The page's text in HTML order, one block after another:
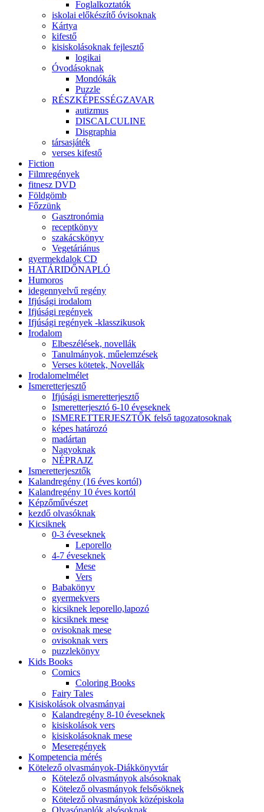
Foglalkoztatók
iskolai előkészítő óvisoknak
Kártya
kifestő
kisiskolásoknak fejlesztő
logikai
Óvodásoknak
Mondókák
Puzzle
RÉSZKÉPESSÉGZAVAR
autizmus
DISCALCULINE
Disgraphia
társasjáték
verses kifestő
Fiction
Filmregények
fitnesz DVD
Földgömb
Főzzünk
Gasztronómia
receptkönyv
szakácskönyv
Vegetáriánus
gyermekdalok CD
HATÁRIDŐNAPLÓ
Humoros
idegennyelvű regény
Ifjúsági irodalom
Ifjúsági regények
Ifjúsági regények -klasszikusok
Irodalom
Elbeszélések, novellák
Tanulmányok, műelemzések
Verses kötetek, Novellák
Irodalomelmélet
Ismeretterjesztő
Ifjúsági ismeretterjesztő
Ismeretterjesztó 6-10 éveseknek
ISMERETTERJESZTŐK felső tagozatosoknak
képes határozó
madártan
Nagyoknak
NÉPRAJZ
Ismeretterjesztők
Kalandregény (16 éves kortól)
Kalandregény 10 éves kortól
Képzőművészet
kezdő olvasóknak
Kicsiknek
0-3 éveseknek
Leporello
4-7 éveseknek
Mese
Vers
Babakönyv
gyermekvers
kicsiknek leporello,lapozó
kicsiknek mese
ovisoknak mese
ovisoknak vers
puzzlekönyv
Kids Books
Comics
Coloring Books
Fairy Tales
Kisiskolások olvasmányai
Kalandregény 8-10 éveseknek
kisiskolások vers
kisiskolásoknak mese
Meseregények
Kompetencia mérés
Kötelező olvasmányok-Diákkönyvtár
Kötelező olvasmányok alsósoknak
Kötelező olvasmányok felsősöknek
Kötelező olvasmányok középiskola
Olvasónaplók alsósoknak